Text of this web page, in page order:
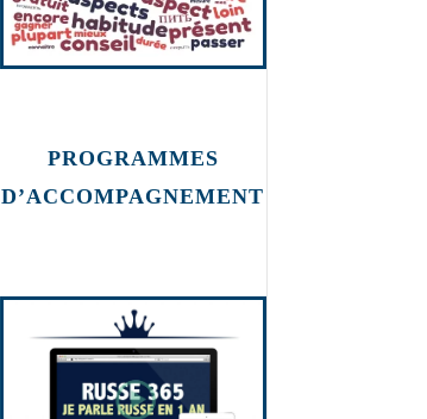
PROGRAMMES
D’ACCOMPAGNEMENT